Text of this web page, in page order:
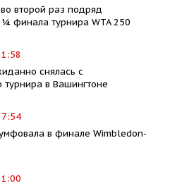
второй раз подряд
финала турнира WTA 250
снялась с
турнира в Вашингтоне
в финале Wimbledon-